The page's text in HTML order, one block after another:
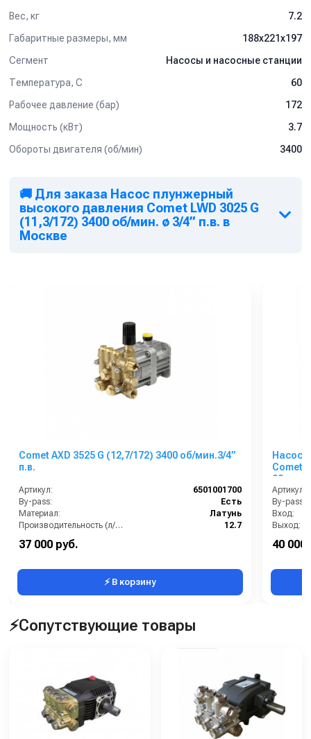
Вес, кг
7.2
Габаритные размеры, мм
188x221x197
Сегмент
Насосы и насосные станции
Температура, C
60
Рабочее давление (бар)
172
Мощность (кВт)
3.7
Обороты двигателя (об/мин)
3400
🚚 Для заказа Насос плунжерный
высокого давления Comet LWD 3025 G
(11,3/172) 3400 об/мин. ø 3/4” п.в. в
Москве
Comet AXD 3525 G (12,7/172) 3400 об/мин.3/4”
п.в.
Артикул:
6501001700
By-pass:
Есть
Материал:
Латунь
Производительность (л/мин):
12.7
Вес, кг:
37 000 руб.
⚡ В корзину
Насос
Comet
28 мм
Артикул:
By-pass:
Вход:
Выход:
40 000
⚡Сопутствующие товары